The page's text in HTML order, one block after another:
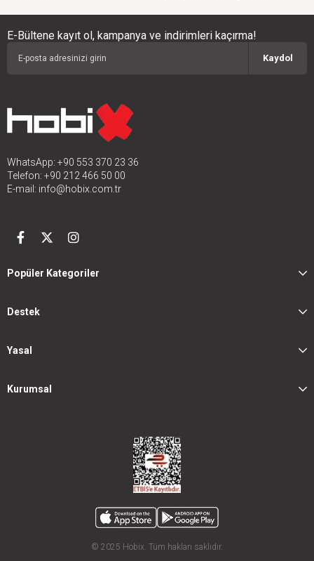
E-Bültene kayıt ol, kampanya ve indirimleri kaçırma!
Kaydol
WhatsApp: +90 553 370 23 36
Telefon: +90 212 466 50 00
E-mail: info@hobix.com.tr
Popüler Kategoriler
Destek
Yasal
Kurumsal
© 2025 Hobix. Tüm hakları saklıdır.